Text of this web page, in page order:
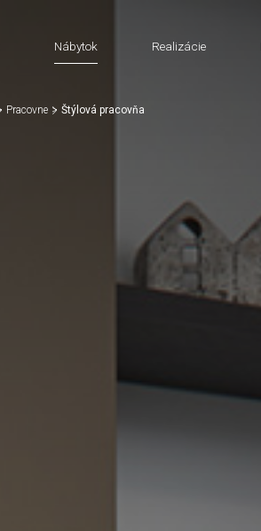
Nábytok Realizácie
Pracovne Štýlová pracovňa